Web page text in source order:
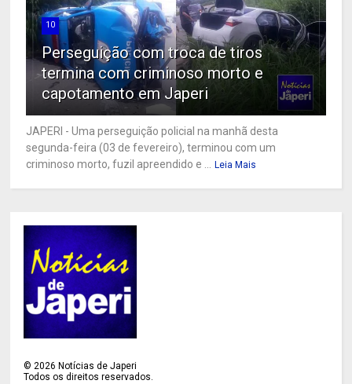
10
Perseguição com troca de tiros
termina com criminoso morto e
capotamento em Japeri
JAPERI - Uma perseguição policial na manhã desta
segunda-feira (03 de fevereiro), terminou com um
criminoso morto, fuzil apreendido e ...
Leia Mais
©2026 Notícias de Japeri
Todos os direitos reservados.